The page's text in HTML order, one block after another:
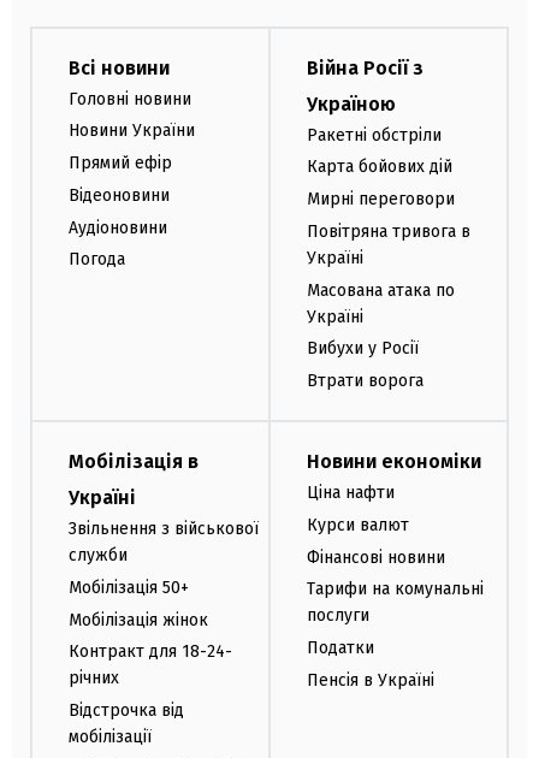
Всі новини
Головні новини
Новини України
Прямий ефір
Відеоновини
Аудіоновини
Погода
Війна Росії з
Україною
Ракетні обстріли
Карта бойових дій
Мирні переговори
Повітряна тривога в
Україні
Масована атака по
Україні
Вибухи у Росії
Втрати ворога
Мобілізація в
Україні
Звільнення з військової
служби
Мобілізація 50+
Мобілізація жінок
Контракт для 18-24-
річних
Відстрочка від
мобілізації
Новини економіки
Ціна нафти
Курси валют
Фінансові новини
Тарифи на комунальні
послуги
Податки
Пенсія в Україні